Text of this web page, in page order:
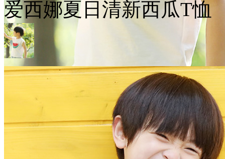
爱西娜夏日清新西瓜T恤